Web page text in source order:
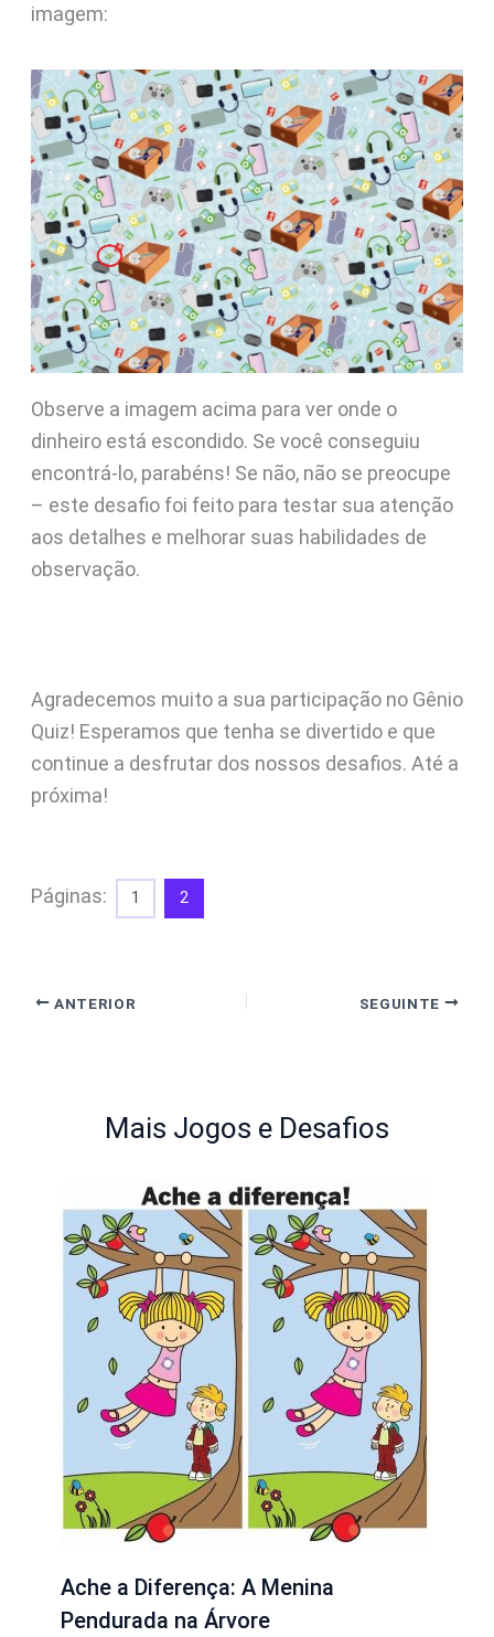
imagem:
Observe a imagem acima para ver onde o
dinheiro está escondido. Se você conseguiu
encontrá-lo, parabéns! Se não, não se preocupe
– este desafio foi feito para testar sua atenção
aos detalhes e melhorar suas habilidades de
observação.
Agradecemos muito a sua participação no Gênio
Quiz! Esperamos que tenha se divertido e que
continue a desfrutar dos nossos desafios. Até a
próxima!
Páginas: 1 2
ANTERIOR SEGUINTE
Mais Jogos e Desafios
Ache a Diferença: A Menina
Pendurada na Árvore